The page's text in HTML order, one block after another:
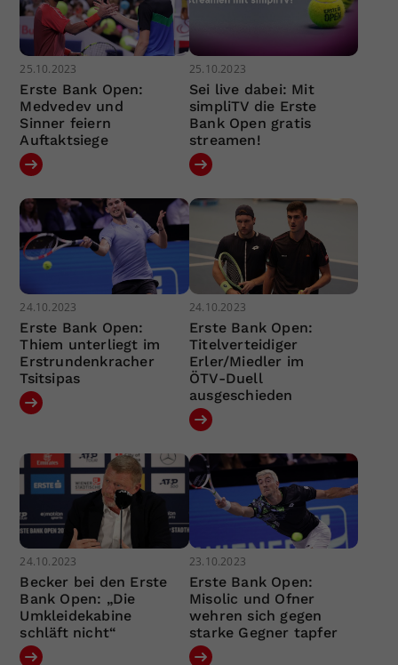
25.10.2023
Erste Bank Open:
Medvedev und
Sinner feiern
Auftaktsiege
25.10.2023
Sei live dabei: Mit
simpliTV die Erste
Bank Open gratis
streamen!
24.10.2023
Erste Bank Open:
Thiem unterliegt im
Erstrundenkracher
Tsitsipas
24.10.2023
Erste Bank Open:
Titelverteidiger
Erler/Miedler im
ÖTV-Duell
ausgeschieden
24.10.2023
Becker bei den Erste
Bank Open: „Die
Umkleidekabine
schläft nicht“
23.10.2023
Erste Bank Open:
Misolic und Ofner
wehren sich gegen
starke Gegner tapfer